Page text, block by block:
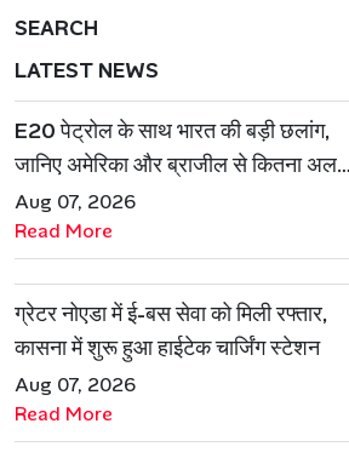
SEARCH
LATEST NEWS
E20 पेट्रोल के साथ भारत की बड़ी छलांग,
जानिए अमेरिका और ब्राजील से कितना अलग
है एथेनॉल मॉडल
Aug 07, 2026
Read More
ग्रेटर नोएडा में ई-बस सेवा को मिली रफ्तार,
कासना में शुरू हुआ हाईटेक चार्जिंग स्टेशन
Aug 07, 2026
Read More